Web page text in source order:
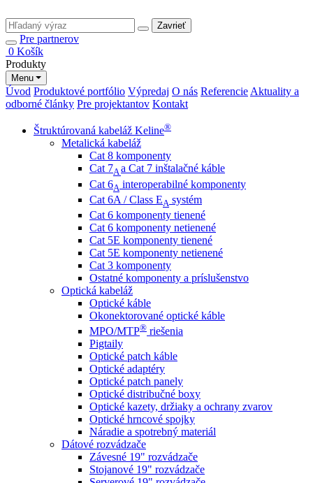
Zavrieť
Pre partnerov
0 Košík
Produkty
Menu
Úvod Produktové portfólio Výpredaj O nás Referencie Aktuality a
odborné články Pre projektantov Kontakt
Štruktúrovaná kabeláž Keline®
Metalická kabeláž
Cat 8 komponenty
Cat 7Aa Cat 7 inštalačné káble
Cat 6A interoperabilné komponenty
Cat 6A / Class EA systém
Cat 6 komponenty tienené
Cat 6 komponenty netienené
Cat 5E komponenty tienené
Cat 5E komponenty netienené
Cat 3 komponenty
Ostatné komponenty a príslušenstvo
Optická kabeláž
Optické káble
Okonektorované optické káble
MPO/MTP® ​ riešenia
Pigtaily
Optické patch káble
Optické adaptéry
Optické patch panely
Optické distribučné boxy
Optické kazety, držiaky a ochrany zvarov
Optické hrncové spojky
Náradie a spotrebný materiál
Dátové rozvádzače
Závesné 19" rozvádzače
Stojanové 19" rozvádzače